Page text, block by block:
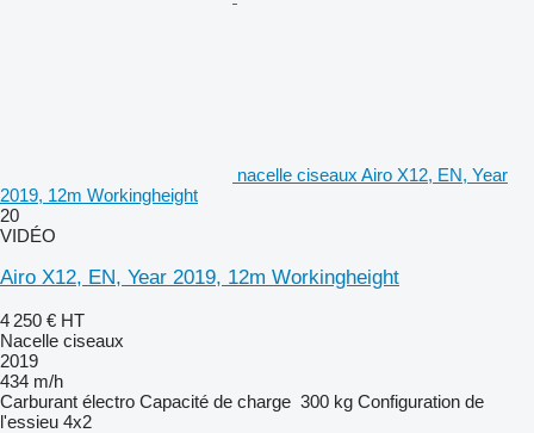
nacelle ciseaux Airo X12, EN, Year
2019, 12m Workingheight
20
VIDÉO
Airo X12, EN, Year 2019, 12m Workingheight
4 250 € HT
Nacelle ciseaux
2019
434 m/h
Carburant électro Capacité de charge 300 kg Configuration de
l'essieu 4x2